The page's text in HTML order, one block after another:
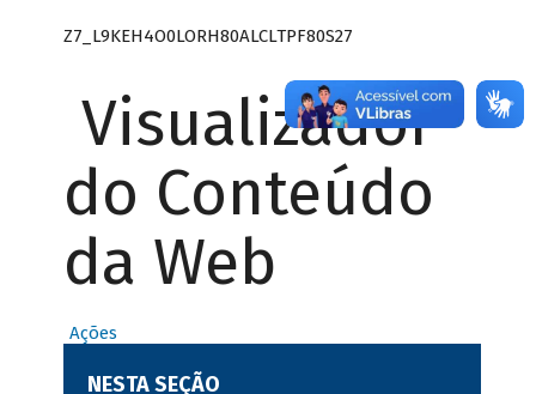
Z7_L9KEH4O0LORH80ALCLTPF80S27
Visualizador
do Conteúdo
da Web
Ações
NESTA SEÇÃO